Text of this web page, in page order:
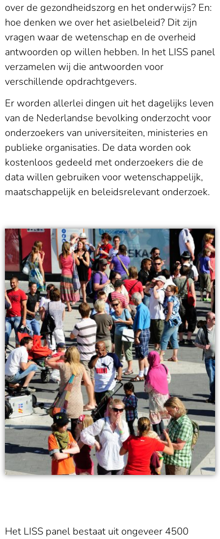
over de gezondheidszorg en het onderwijs? En:
hoe denken we over het asielbeleid? Dit zijn
vragen waar de wetenschap en de overheid
antwoorden op willen hebben. In het LISS panel
verzamelen wij die antwoorden voor
verschillende opdrachtgevers.
Er worden allerlei dingen uit het dagelijks leven
van de Nederlandse bevolking onderzocht voor
onderzoekers van universiteiten, ministeries en
publieke organisaties. De data worden ook
kostenloos gedeeld met onderzoekers die de
data willen gebruiken voor wetenschappelijk,
maatschappelijk en beleidsrelevant onderzoek.
Het LISS panel bestaat uit ongeveer 4500